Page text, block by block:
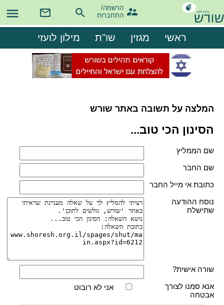

הרשמה/
התחברות
ראשי מגזין שו"ת מילון לועזי
המלצה על תשובה באתר שורש
הסינון הכי טוב...
שם הממליץ
שם החבר
כתובת אי מייל החבר
נוסח ההודעה
שתישלח
שורה אישית?
אנא סמנו לצורך
אבטחה
אני לא רובוט